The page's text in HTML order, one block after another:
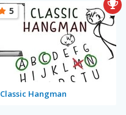
Classic Hangman
5